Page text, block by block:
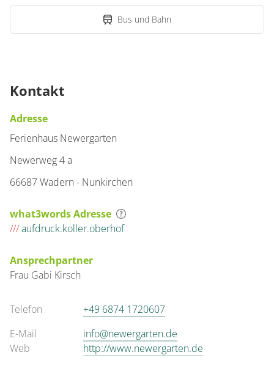
Bus und Bahn
Kontakt
Adresse
Ferienhaus Newergarten
Newerweg 4 a
66687 Wadern - Nunkirchen
what3words Adresse
///aufdruck.koller.oberhof
Ansprechpartner
Frau Gabi Kirsch
Telefon
+49 6874 1720607
E-Mail
info@newergarten.de
Web
http://www.newergarten.de